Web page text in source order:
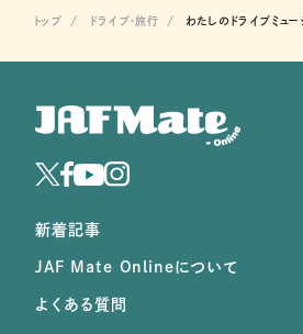
トップ ドライブ･旅行 わたしのドライブミュー
新着記事
JAF Mate Onlineについて
よくある質問